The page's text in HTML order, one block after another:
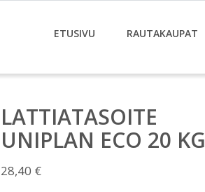
ETUSIVU RAUTAKAUPAT
LATTIATASOITE
UNIPLAN ECO 20 KG
28,40 €